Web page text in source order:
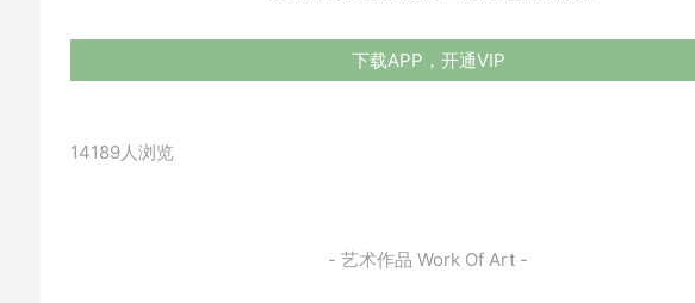
下载APP，开通VIP
14189人浏览
- 艺术作品 Work Of Art -